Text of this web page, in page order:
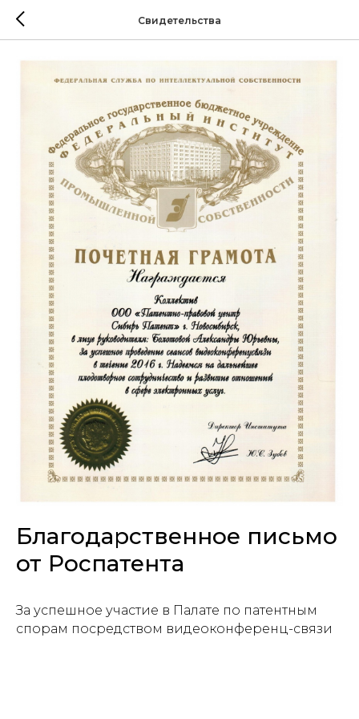
Свидетельства
Благодарственное письмо
от Роспатента
За успешное участие в Палате по патентным
спорам посредством видеоконференц-связи